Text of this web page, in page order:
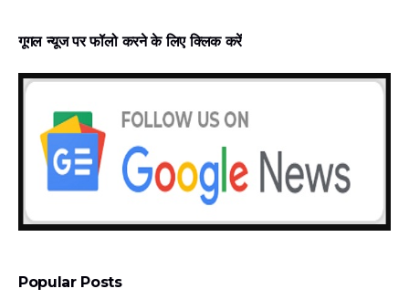
गूगल न्‍यूज पर फॉलो करने के लिए क्लिक करें
Popular Posts